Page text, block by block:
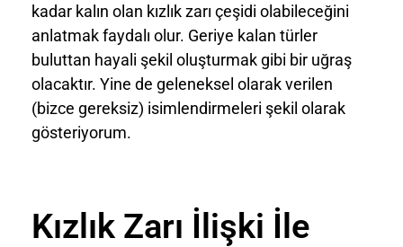
kadar kalın olan kızlık zarı çeşidi olabileceğini
anlatmak faydalı olur. Geriye kalan türler
buluttan hayali şekil oluşturmak gibi bir uğraş
olacaktır. Yine de geleneksel olarak verilen
(bizce gereksiz) isimlendirmeleri şekil olarak
gösteriyorum.
Kızlık Zarı İlişki İle